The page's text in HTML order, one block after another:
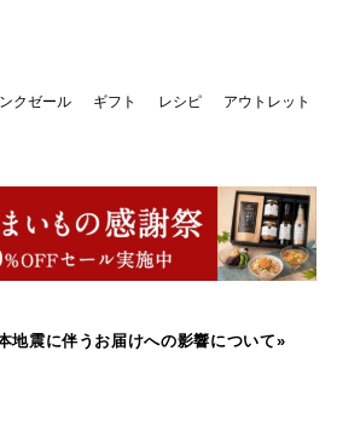
クゼール ギフト レシピ アウトレット
地震に伴うお届けへの影響について»